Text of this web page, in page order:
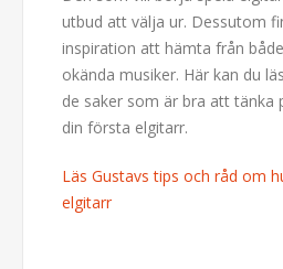
utbud att välja ur. Dessutom
inspiration att hämta från
okända musiker. Här kan du
de saker som är bra att tänka
din första elgitarr.
Läs Gustavs tips och råd om
elgitarr